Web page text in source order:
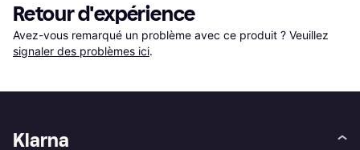
Retour d'expérience
Avez-vous remarqué un problème avec ce produit ? Veuillez
signaler des problèmes ici.
Klarna